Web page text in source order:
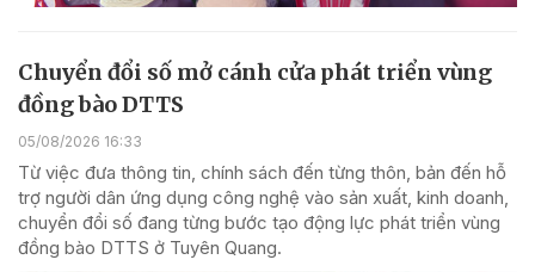
Chuyển đổi số mở cánh cửa phát triển vùng
đồng bào DTTS
05/08/2026 16:33
Từ việc đưa thông tin, chính sách đến từng thôn, bản đến hỗ
trợ người dân ứng dụng công nghệ vào sản xuất, kinh doanh,
chuyển đổi số đang từng bước tạo động lực phát triển vùng
đồng bào DTTS ở Tuyên Quang.